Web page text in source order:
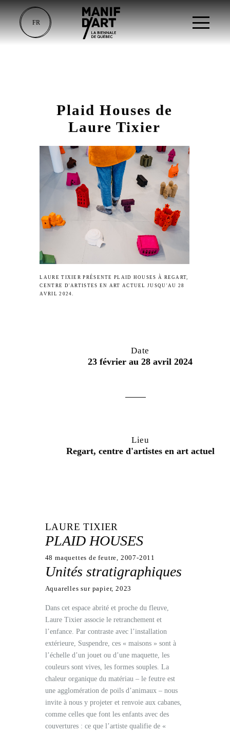
FR
Plaid Houses de
Laure Tixier
LAURE TIXIER PRÉSENTE PLAID HOUSES À REGART,
CENTRE D'ARTISTES EN ART ACTUEL JUSQU'AU 28
AVRIL 2024.
Date
23 février au 28 avril 2024
Lieu
Regart, centre d'artistes en art actuel
LAURE TIXIER
PLAID HOUSES
48 maquettes de feutre, 2007-2011
Unités stratigraphiques
Aquarelles sur papier, 2023
Dans cet espace abrité et proche du fleuve,
Laure Tixier associe le retranchement et
l’enfance. Par contraste avec l’installation
extérieure, Suspendre, ces « maisons » sont à
l’échelle d’un jouet ou d’une maquette, les
couleurs sont vives, les formes souples. La
chaleur organique du matériau – le feutre est
une agglomération de poils d’animaux – nous
invite à nous y projeter et renvoie aux cabanes,
comme celles que font les enfants avec des
couvertures : ce que l’artiste qualifie de «